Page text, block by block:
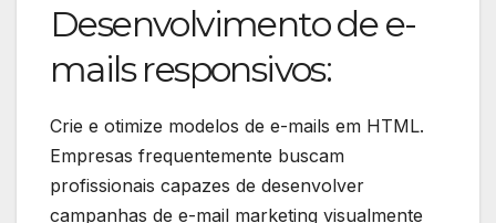
Desenvolvimento de e-
mails responsivos:
Crie e otimize modelos de e-mails em HTML.
Empresas frequentemente buscam
profissionais capazes de desenvolver
campanhas de e-mail marketing visualmente